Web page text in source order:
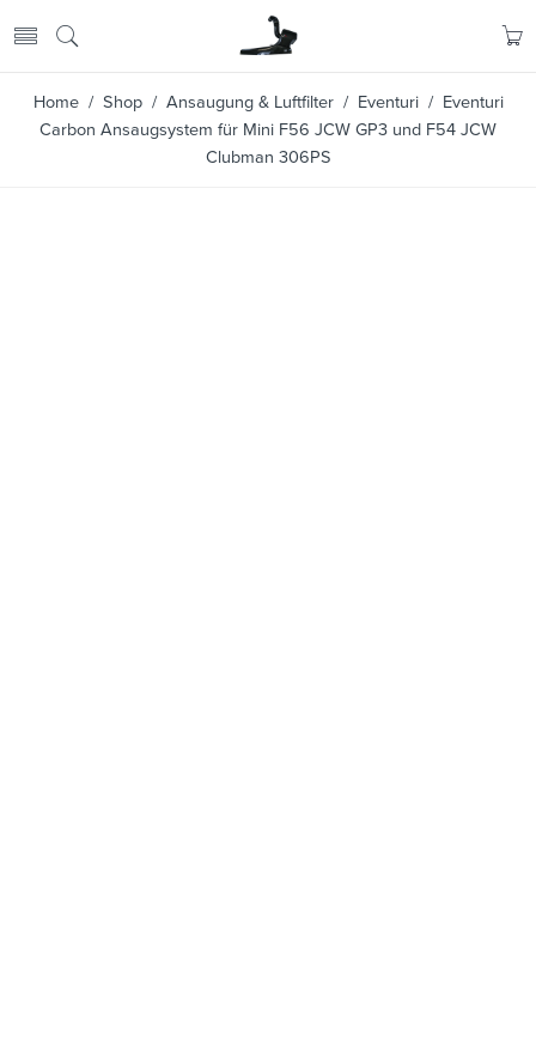
Home/ Shop/ Ansaugung & Luftfilter/ Eventuri/ Eventuri
Carbon Ansaugsystem für Mini F56 JCW GP3 und F54 JCW
Clubman 306PS